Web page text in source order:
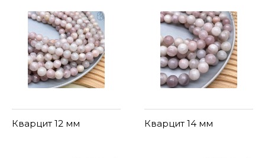
Кварцит 12 мм Кварцит 14 мм